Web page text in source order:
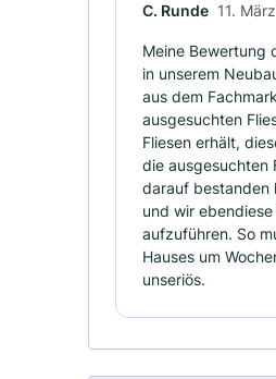
C. Runde 11.
Meine Bewertung
in unserem
aus dem
ausgesuchten
Fliesen erhält,
die ausgesuchten
darauf bestanden
und wir
aufzuführen. So
Hauses um
unseriös.